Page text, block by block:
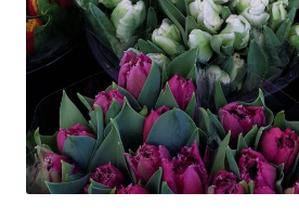
Kasse
Kontakt
Leitbild & Partner